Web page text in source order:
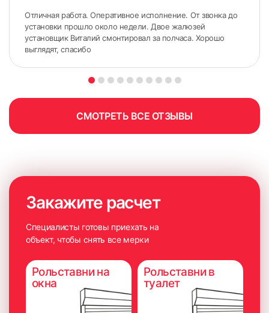
с использованием специального оборудования, но и
продемонстрирует доступные для покупки образцы
изделий. Красивое оформление окна начинается с
правильных замеров.
Отличная работа. Оперативное исполнение. От звонка до
установки прошло около недели. Двое жалюзей
установщик Виталий смонтировал за полчаса. Хорошо
выглядят, спасибо
СМОТРЕТЬ ВСЕ ОТЗЫВЫ
Закажите расчет
Специалисты готовы приехать на
объект, чтобы снять все мерки
Рольставни на
окна
Рольставни в
туалет